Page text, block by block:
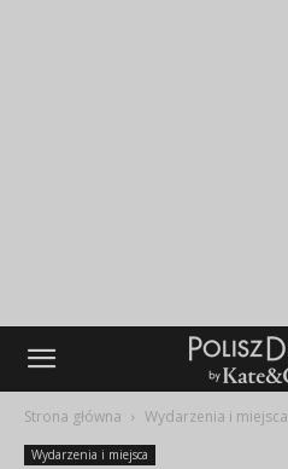
Strona główna Wydarzenia i miejsca
Wydarzenia i miejsca